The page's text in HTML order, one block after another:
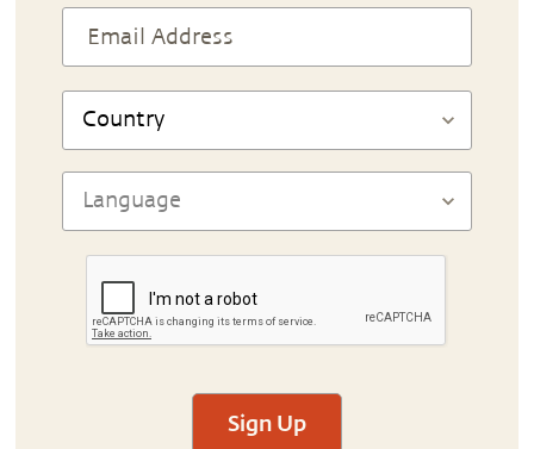
Sign Up